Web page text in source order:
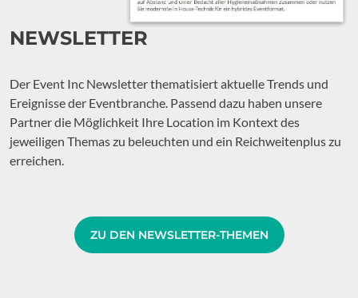
NEWSLETTER
Der Event Inc Newsletter thematisiert aktuelle Trends und
Ereignisse der Eventbranche. Passend dazu haben unsere
Partner die Möglichkeit Ihre Location im Kontext des
jeweiligen Themas zu beleuchten und ein Reichweitenplus zu
erreichen.
ZU DEN NEWSLETTER-THEMEN